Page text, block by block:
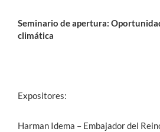
Seminario de apertura:
climática
Expositores:
Harman Idema – Embajador del